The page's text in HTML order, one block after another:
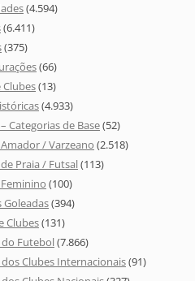
(4.594)
(6.411)
(375)
(66)
Clubes(13)
(4.933)
Categorias de Base(52)
/ Varzeano (2.518)
Praia / Futsal(113)
(100)
Goleadas(394)
Clubes(131)
Futebol(7.866)
Clubes Internacionais(91)